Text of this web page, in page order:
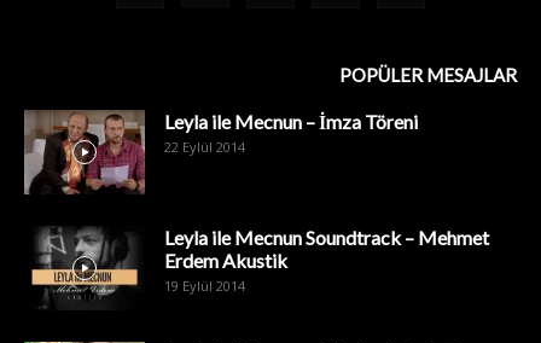
POPÜLER MESAJLAR
Leyla ile Mecnun – İmza Töreni
22 Eylül 2014
Leyla ile Mecnun Soundtrack – Mehmet
Erdem Akustik
19 Eylül 2014